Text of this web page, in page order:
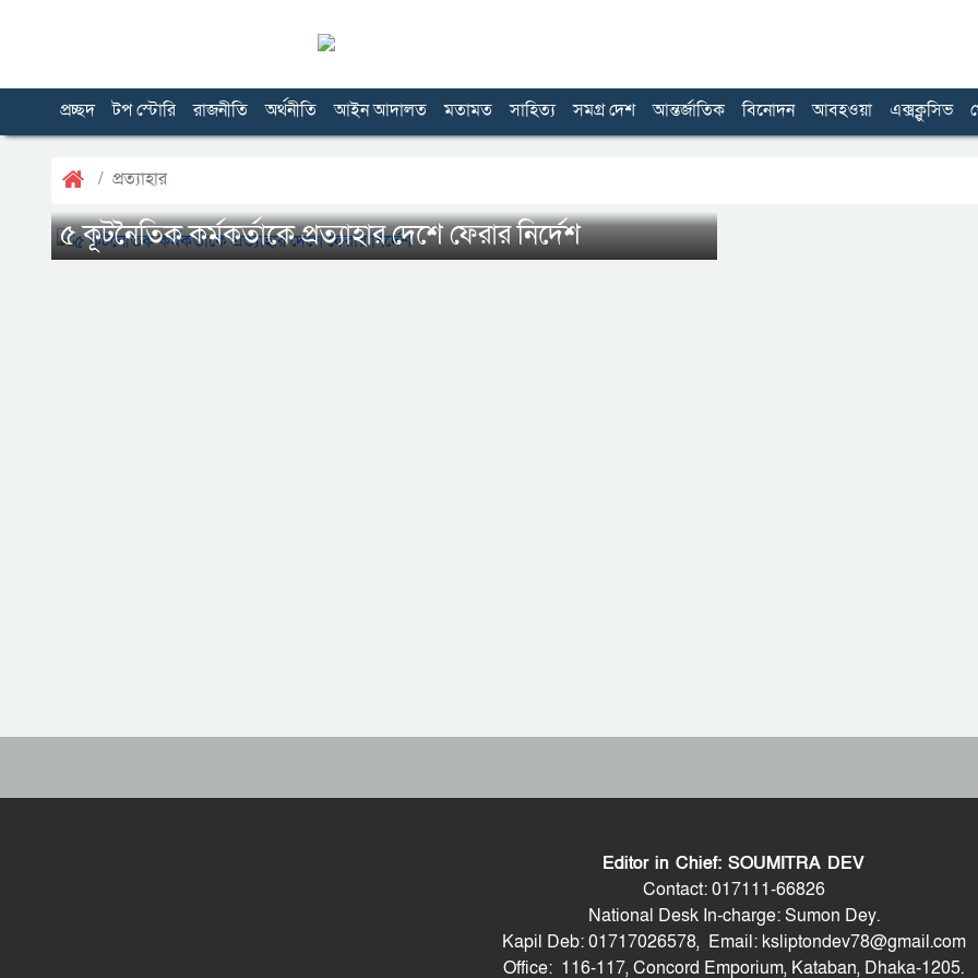
প্রচ্ছদ টপ স্টোরি রাজনীতি অর্থনীতি আইন আদালত মতামত সাহিত্য সমগ্র দেশ আন্তর্জাতিক বিনোদন আবহওয়া এক্সক্লুসিভ
প্রত্যাহার
৫ কূটনৈতিক কর্মকর্তাকে প্রত্যাহার দেশে ফেরার নির্দেশ
Editor in Chief: SOUMITRA DEV
Contact: 017111-66826
National Desk In-charge: Sumon Dey.
Kapil Deb: 01717026578, Email: ksliptondev78@gmail.com
Office: 116-117, Concord Emporium, Kataban, Dhaka-1205.